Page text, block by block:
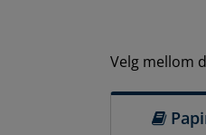
Velg mellom